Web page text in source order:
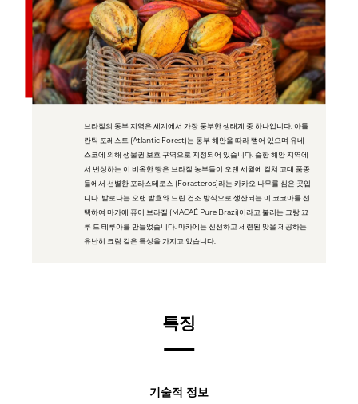
브라질의 동부 지역은 세계에서 가장 풍부한 생태계 중 하나입니다. 아틀
란틱 포레스트 (Atlantic Forest)는 동부 해안을 따라 뻗어 있으며 유네
스코에 의해 생물권 보호 구역으로 지정되어 있습니다. 습한 해안 지역에
서 번성하는 이 비옥한 땅은 브라질 농부들이 오랜 세월에 걸쳐 고대 품종
들에서 선별한 포라스테로스 (Forasteros)라는 카카오 나무를 심은 곳입
니다. 발로나는 오랜 발효와 느린 건조 방식으로 생산되는 이 코코아를 선
택하여 마카에 퓨어 브라질 (MACAÉ Pure Brazi)이라고 불리는 그랑 끄
루 드 테루아를 만들었습니다. 마카에는 신선하고 세련된 맛을 제공하는
유난히 크림 같은 특성을 가지고 있습니다.
특징
기술적 정보